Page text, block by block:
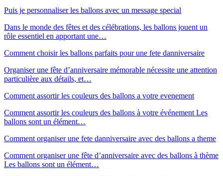
Puis je personnaliser les ballons avec un message special
Dans le monde des fêtes et des célébrations, les ballons jouent un
rôle essentiel en apportant une…
Comment choisir les ballons parfaits pour une fete danniversaire
Organiser une fête d’anniversaire mémorable nécessite une attention
particulière aux détails, et…
Comment assortir les couleurs des ballons a votre evenement
Comment assortir les couleurs des ballons à votre événement Les
ballons sont un élément…
Comment organiser une fete danniversaire avec des ballons a theme
Comment organiser une fête d’anniversaire avec des ballons à thème
Les ballons sont un élément…